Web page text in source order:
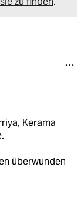
Kerama
überwunden